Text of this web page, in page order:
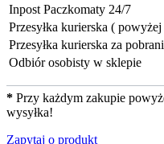
Inpost Paczkomaty 24/7
Przesyłka kurierska ( powyżej
Przesyłka kurierska za
Odbiór osobisty w sklepie
* Przy każdym zakupie
wysyłka!
Zapytaj o produkt